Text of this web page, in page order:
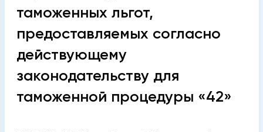
таможенных льгот,
предоставляемых согласно
действующему
законодательству для
таможенной процедуры «42»